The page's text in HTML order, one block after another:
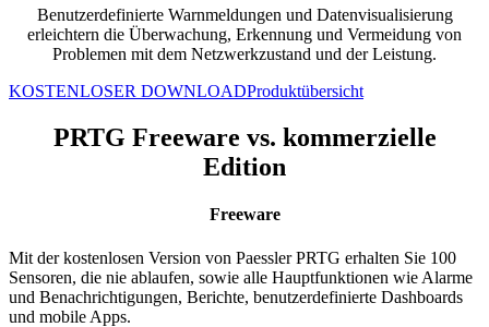
Benutzerdefinierte Warnmeldungen und Datenvisualisierung
erleichtern die Überwachung, Erkennung und Vermeidung von
Problemen mit dem Netzwerkzustand und der Leistung.
KOSTENLOSER DOWNLOADProduktübersicht
PRTG Freeware vs. kommerzielle
Edition
Freeware
Mit der kostenlosen Version von Paessler PRTG erhalten Sie 100
Sensoren, die nie ablaufen, sowie alle Hauptfunktionen wie Alarme
und Benachrichtigungen, Berichte, benutzerdefinierte Dashboards
und mobile Apps.